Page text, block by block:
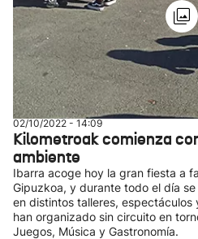
02/10/2022 - 14:09
Kilometroak comienza
ambiente
Ibarra acoge hoy la gran fiesta a
Gipuzkoa, y durante todo el día
en distintos talleres, espectáculos
han organizado sin circuito en
Juegos, Música y Gastronomía.